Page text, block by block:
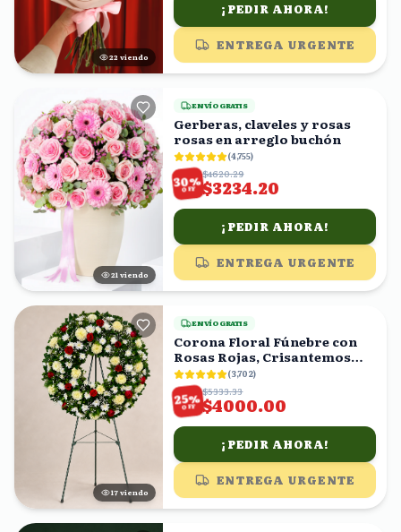
21 viendo
¡PEDIR AHORA!
ENTREGA URGENTE
22 viendo
ENVÍO GRATIS
Gerberas, claveles y rosas
rosas en arreglo buchón
(4,755)
30%
OFF
$4620.29
$3234.20
¡PEDIR AHORA!
ENTREGA URGENTE
18 viendo
ENVÍO GRATIS
Corona Floral Fúnebre con
Rosas Rojas, Crisantemos
Blancos y Amarillos
(3,702)
25%
OFF
$5333.33
$4000.00
¡PEDIR AHORA!
ENTREGA URGENTE